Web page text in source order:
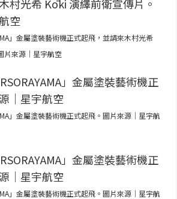
」金屬塗裝藝術機正式起飛，並請來木村光希
片來源｜星宇航空
」金屬塗裝藝術機正式起飛。圖片來源｜星宇航
」金屬塗裝藝術機正式起飛。圖片來源｜星宇航